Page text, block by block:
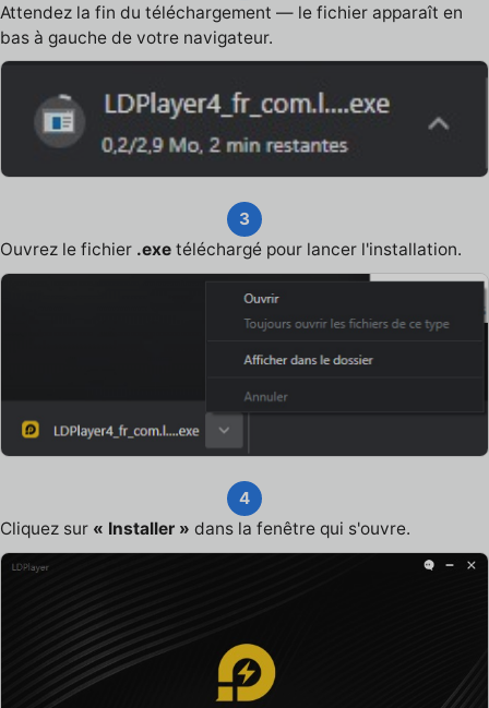
Attendez la fin du téléchargement — le fichier apparaît en
bas à gauche de votre navigateur.
3
Ouvrez le fichier .exe téléchargé pour lancer l'installation.
4
Cliquez sur « Installer » dans la fenêtre qui s'ouvre.